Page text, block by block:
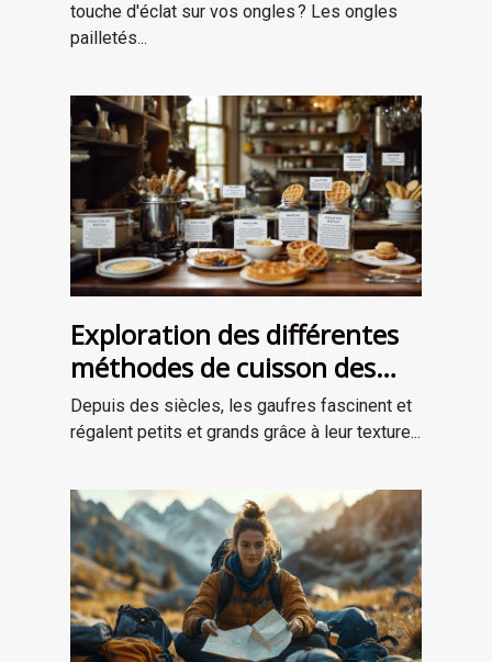
touche d'éclat sur vos ongles ? Les ongles
pailletés...
Exploration des différentes
méthodes de cuisson des
gaufres à travers les âges
Depuis des siècles, les gaufres fascinent et
régalent petits et grands grâce à leur texture...